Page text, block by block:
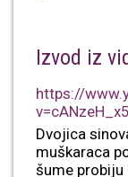
Izvod iz
https://
Dvojica
muškaraca
šume probiju